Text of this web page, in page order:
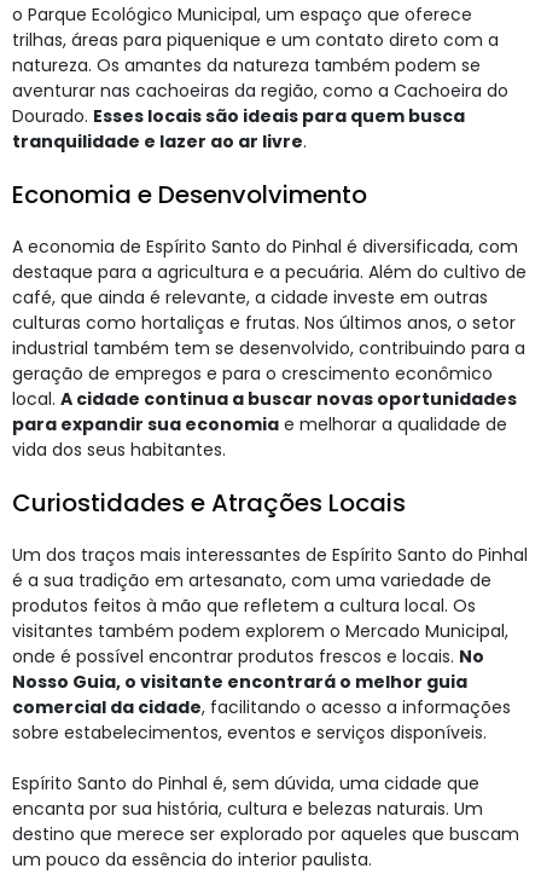
o Parque Ecológico Municipal, um espaço que oferece
trilhas, áreas para piquenique e um contato direto com a
natureza. Os amantes da natureza também podem se
aventurar nas cachoeiras da região, como a Cachoeira do
Dourado. Esses locais são ideais para quem busca
tranquilidade e lazer ao ar livre.
Economia e Desenvolvimento
A economia de Espírito Santo do Pinhal é diversificada, com
destaque para a agricultura e a pecuária. Além do cultivo de
café, que ainda é relevante, a cidade investe em outras
culturas como hortaliças e frutas. Nos últimos anos, o setor
industrial também tem se desenvolvido, contribuindo para a
geração de empregos e para o crescimento econômico
local. A cidade continua a buscar novas oportunidades
para expandir sua economia e melhorar a qualidade de
vida dos seus habitantes.
Curiostidades e Atrações Locais
Um dos traços mais interessantes de Espírito Santo do Pinhal
é a sua tradição em artesanato, com uma variedade de
produtos feitos à mão que refletem a cultura local. Os
visitantes também podem explorem o Mercado Municipal,
onde é possível encontrar produtos frescos e locais. No
Nosso Guia, o visitante encontrará o melhor guia
comercial da cidade, facilitando o acesso a informações
sobre estabelecimentos, eventos e serviços disponíveis.
Espírito Santo do Pinhal é, sem dúvida, uma cidade que
encanta por sua história, cultura e belezas naturais. Um
destino que merece ser explorado por aqueles que buscam
um pouco da essência do interior paulista.